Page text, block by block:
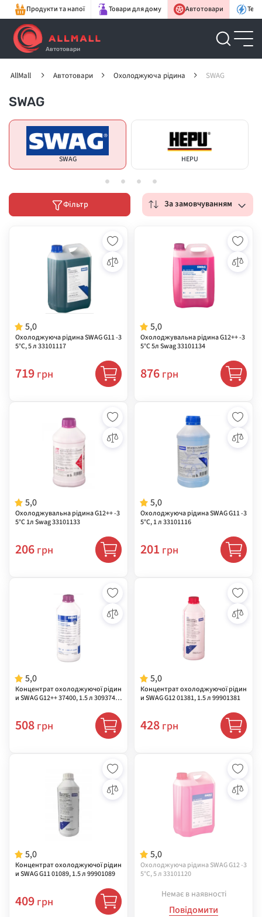
Продукти та напої Товари для дому Автотовари
Автотовари
AllMall Автотовари Охолоджуюча рідина SWAG
SWAG
SWAG HEPU
Фільтр За замовчуванням
5,0
Охолоджуюча рідина SWAG G11 -3
5°C, 5 л 33101117
719 грн
5,0
Охолоджувальна рідина G12++ -3
5°C 5л Swag 33101134
876 грн
5,0
Охолоджувальна рідина G12++ -3
5°C 1л Swag 33101133
206 грн
5,0
Охолоджуюча рідина SWAG G11 -3
5°C, 1 л 33101116
201 грн
5,0
Концентрат охолоджуючої рідин
и SWAG G12++ 37400, 1.5 л 3093740
508 грн
5,0
Концентрат охолоджуючої рідин
и SWAG G12 01381, 1.5 л 99901381
428 грн
5,0
Концентрат охолоджуючої рідин
и SWAG G11 01089, 1.5 л 99901089
409 грн
5,0
Охолоджуюча рідина SWAG G12 -3
5°C, 5 л 33101120
Немає в наявності
Повідомити